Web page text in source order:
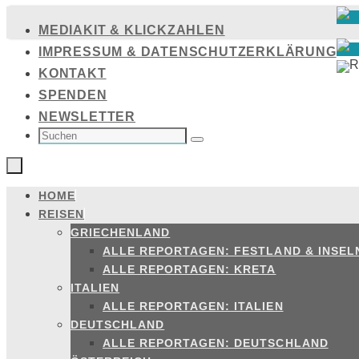
Inhalt
springen
MEDIAKIT & KLICKZAHLEN
IMPRESSUM & DATENSCHUTZERKLÄRUNG
KONTAKT
SPENDEN
NEWSLETTER
SUCHEN
NACH: Suchen
Zum
Inhalt
springen
HOME
REISEN
GRIECHENLAND
ALLE REPORTAGEN: FESTLAND &
ALLE REPORTAGEN: KRETA
ITALIEN
ALLE REPORTAGEN: ITALIEN
DEUTSCHLAND
ALLE REPORTAGEN: DEUTSCHLAND